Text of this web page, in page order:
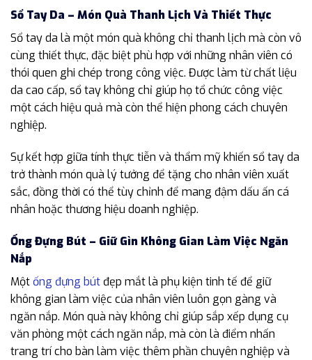
Sổ Tay Da – Món Quà Thanh Lịch Và Thiết Thực
Sổ tay da là một món quà không chỉ thanh lịch mà còn vô
cùng thiết thực, đặc biệt phù hợp với những nhân viên có
thói quen ghi chép trong công việc. Được làm từ chất liệu
da cao cấp, sổ tay không chỉ giúp họ tổ chức công việc
một cách hiệu quả mà còn thể hiện phong cách chuyên
nghiệp.
Sự kết hợp giữa tính thực tiễn và thẩm mỹ khiến sổ tay da
trở thành món quà lý tưởng để tặng cho nhân viên xuất
sắc, đồng thời có thể tùy chỉnh để mang đậm dấu ấn cá
nhân hoặc thương hiệu doanh nghiệp.
Ống Đựng Bút – Giữ Gìn Không Gian Làm Việc Ngăn
Nắp
Một ống đựng bút đẹp mắt là phụ kiện tinh tế để giữ
không gian làm việc của nhân viên luôn gọn gàng và
ngăn nắp. Món quà này không chỉ giúp sắp xếp dụng cụ
văn phòng một cách ngăn nắp, mà còn là điểm nhấn
trang trí cho bàn làm việc thêm phần chuyên nghiệp và